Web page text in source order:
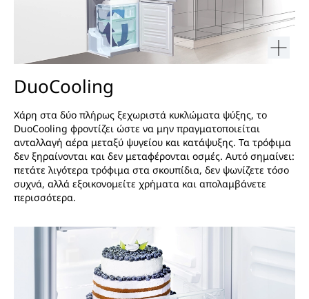
DuoCooling
Χάρη στα δύο πλήρως ξεχωριστά κυκλώματα ψύξης, το
DuoCooling φροντίζει ώστε να μην πραγματοποιείται
ανταλλαγή αέρα μεταξύ ψυγείου και κατάψυξης. Τα τρόφιμα
δεν ξηραίνονται και δεν μεταφέρονται οσμές. Αυτό σημαίνει:
πετάτε λιγότερα τρόφιμα στα σκουπίδια, δεν ψωνίζετε τόσο
συχνά, αλλά εξοικονομείτε χρήματα και απολαμβάνετε
περισσότερα.